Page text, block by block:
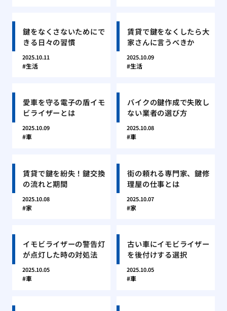
鍵をなくさないためにで
きる日々の習慣
2025.10.11
生活
賃貸で鍵をなくしたら大
家さんに言うべきか
2025.10.09
生活
愛車を守る電子の盾イモ
ビライザーとは
2025.10.09
車
バイクの鍵作成で失敗し
ない業者の選び方
2025.10.08
車
賃貸で鍵を紛失！鍵交換
の流れと期間
2025.10.08
家
街の頼れる専門家、鍵修
理屋の仕事とは
2025.10.07
家
イモビライザーの警告灯
が点灯した時の対処法
2025.10.05
車
古い車にイモビライザー
を後付けする選択
2025.10.05
車